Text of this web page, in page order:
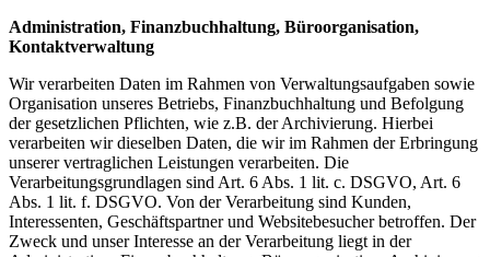
Administration, Finanzbuchhaltung, Büroorganisation,
Kontaktverwaltung
Wir verarbeiten Daten im Rahmen von Verwaltungsaufgaben sowie
Organisation unseres Betriebs, Finanzbuchhaltung und Befolgung
der gesetzlichen Pflichten, wie z.B. der Archivierung. Hierbei
verarbeiten wir dieselben Daten, die wir im Rahmen der Erbringung
unserer vertraglichen Leistungen verarbeiten. Die
Verarbeitungsgrundlagen sind Art. 6 Abs. 1 lit. c. DSGVO, Art. 6
Abs. 1 lit. f. DSGVO. Von der Verarbeitung sind Kunden,
Interessenten, Geschäftspartner und Websitebesucher betroffen. Der
Zweck und unser Interesse an der Verarbeitung liegt in der